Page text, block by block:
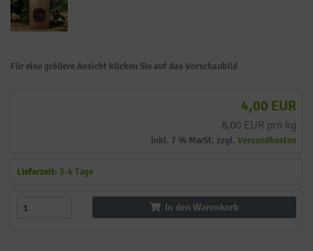
Für eine größere Ansicht klicken Sie auf das Vorschaubild
4,00 EUR
8,00 EUR pro kg
inkl. 7 % MwSt. zzgl. Versandkosten
Lieferzeit: 3-4 Tage
In den Warenkorb